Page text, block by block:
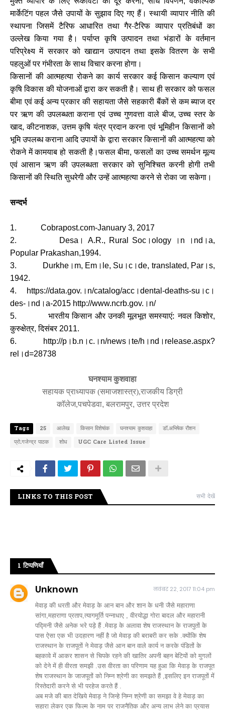
मार्केटिंग पहल जैसे उपायों के सुझाव दिए गए हैं। स्थायी व्यापार नीति की
स्थापना जिसमें टैरिफ आधारित तथा गैर-टैरिफ व्यापार प्रतिबंधों का
उल्लेख किया गया है। पर्याप्त कृषि उत्पादन तथा भंडारों के वर्तमान
परिप्रेक्ष्य में सरकार को खाद्यान उत्पादन तथा इसके वितरण के सभी
पहलुओं पर गंभीरता के साथ विचार करना होगा।
किसानों की आत्महत्या रोकने का कार्य सरकार कई किसान कल्याण एवं
कृषि विकास की योजनाओं द्वारा कर सकती है। साथ ही सरकार को फसल
बीमा एवं कई अन्य प्रकार की सहायता जैसे सहकारी बैंकों से कम ब्याज दर
पर ऋण की उपलब्धता कराना एवं उच्च गुणवत्ता वाले बीज,उच्च स्तर के
खाद,कीटनाशक,उत्तम कृषि यंत्र प्रदान करना एवं भूमिहीन किसानों को
भूमि उपलब्ध कराना आदि उपायों के द्वारा सरकार किसानों की आत्महत्या को
रोकने में कामयाब हो सकती है।फसल बीमा,फसलों का उच्च समर्थन मूल्य
एवं आसान ऋण की उपलब्धता सरकार को सुनिश्चित करनी होगी तभी
किसानों की स्थिति सुधरेगी और उन्हें आत्महत्या करने से रोका जा सकेगा।
सन्दर्भ
1. Cobrapost.com-January 3, 2017
2. Desa । A.R., Rural Soc। ology । n । nd ।a,
Popular Prakashan,1994.
3. Durkhe। m, Em । le, Su ।c ।de, translated, Par । s,
1942.
4. https://data.gov. । n/catalog/acc । dental-deaths-su । c ।
des- । nd । a-2015 http://www.ncrb.gov. । n/
5.भारतीय किसान और उनकी मूलभूत समस्याएं: नवल किशोर,
कुरुक्षेत्र,दिसंबर 2011.
6. http://p । b.n । c. । n/news । te/h । nd । release.aspx?
rel । d=28738
घनश्याम कुशवाहा
सहायक प्राध्यापक (समाजशास्त्र),राजकीय डिग्री
कॉलेज,पचपेडवा, बलरामपुर, उत्तर प्रदेश
Tags 25 आलेख किसान विशेषांक घनश्याम कुशवाहा
डॉ.अभिषेक रौशन
प्रो.गजेन्द्र पाठक
शोध UGC Care Listed Issue
LINKS TO THIS POST सभी देखें
1 टिप्पणियाँ
Unknown नवंबर 22, 2017 11:04 pm
मेवाड़ की धरती और मेवाड़ के आन बान और शान के धनी जैसे महाराणा
सांगा,महाराणा प्रताप,त्यागमूर्ति पन्नाधाए , वीरयोद्धा गोरा बादल और महारानी
पद्मिनी जैसे अनेक भरे पड़े हैं .मेवाड़ के अलावा शेष राजस्थान के राजपुतों के
पास ऐसा एक भी उदहारण नहीं है जो मेवाड़ की बराबरी कर सके .क्योंकि शेष
राजस्थान के राजपूतों ने मेवाड़ जैसे आन बान वाले कार्य न करके पंडितों के
बहकावे में आकर शासन से चिपके रहने की खातिर अपनी बहन बेटियों को मुगलों
को देने में ही वीरता समझी .उस वीरता का परिणाम यह हुआ कि मेवाड़ के राजपूत
शेष राजस्थान के जाजपूतों को निम्न श्रेणी का समझते हैं ,इसलिए इन राजपूतों में
रिस्तेदारी करने से भी परहेज करते हैं .
अब मजे की बात देखिये मेवाड़ ने जिन्हे निम्न श्रेणी का समझा वे हे मेवाड़ का
सहारा लेकर एक फिल्म के नाम पर राजनैतिक और अन्य लाभ लेने का प्रयास